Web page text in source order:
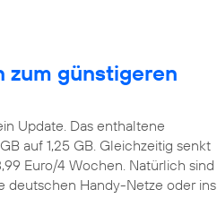
zum günstigeren
Update. Das enthaltene
auf 1,25 GB. Gleichzeitig senkt
Euro/4 Wochen. Natürlich sind
deutschen Handy-Netze oder ins